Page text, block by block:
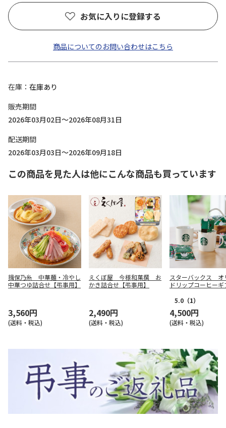
お気に入りに登録する
商品についてのお問い合わせはこちら
在庫
在庫あり
販売期間
2026年03月02日～2026年08月31日
配送期間
2026年03月03日～2026年09月18日
この商品を見た人は他にこんな商品も買っています
揖保乃糸 中華麺・冷やし
中華つゆ詰合せ【弔事用】
3,560円
(送料・税込)
えくぼ屋 今様和菓撰 お
かき詰合せ【弔事用】
2,490円
(送料・税込)
スターバックス オ
ドリップコーヒー
5.0 （1）
4,500円
(送料・税込)